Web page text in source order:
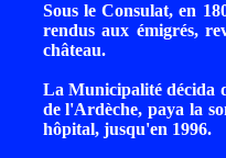
Sous le Consulat, en
rendus aux émigrés,
château.
La Municipalité décida
de l'Ardèche, paya la
hôpital, jusqu'en 1996.